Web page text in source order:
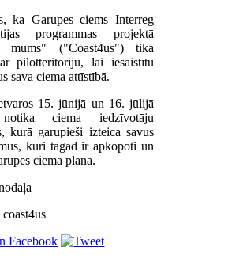
ka Garupes ciems Interreg
programmas projektā
mums" ("Coast4us") tika
pilotteritoriju, lai iesaistītu
sava ciema attīstībā.
15. jūnijā un 16. jūlijā
ciema iedzīvotāju
kurā garupieši izteica savus
kuri tagad ir apkopoti un
ciema plānā.